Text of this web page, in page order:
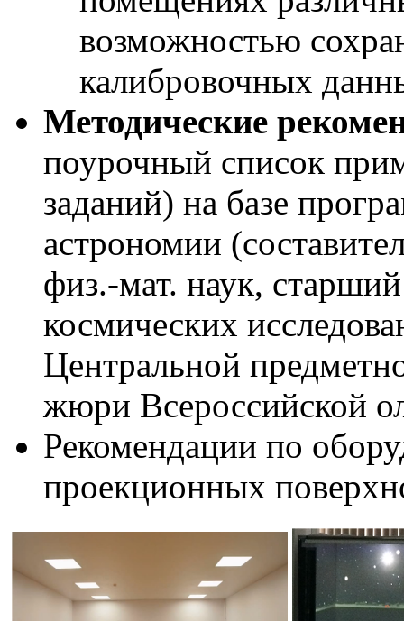
возможностью
калибровочных
Методические
поурочный список
заданий) на базе
астрономии
физ.-мат. наук,
космических
Центральной
жюри Всероссийской
Рекомендации по
проекционных